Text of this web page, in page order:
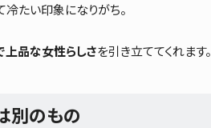
冷たい印象になりがち。
上品な女性らしさを引き立ててくれます。
別のもの